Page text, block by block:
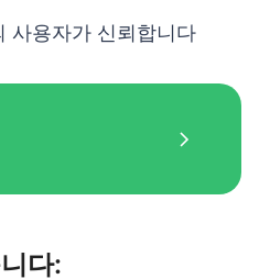
사용자가 신뢰합니다
다: